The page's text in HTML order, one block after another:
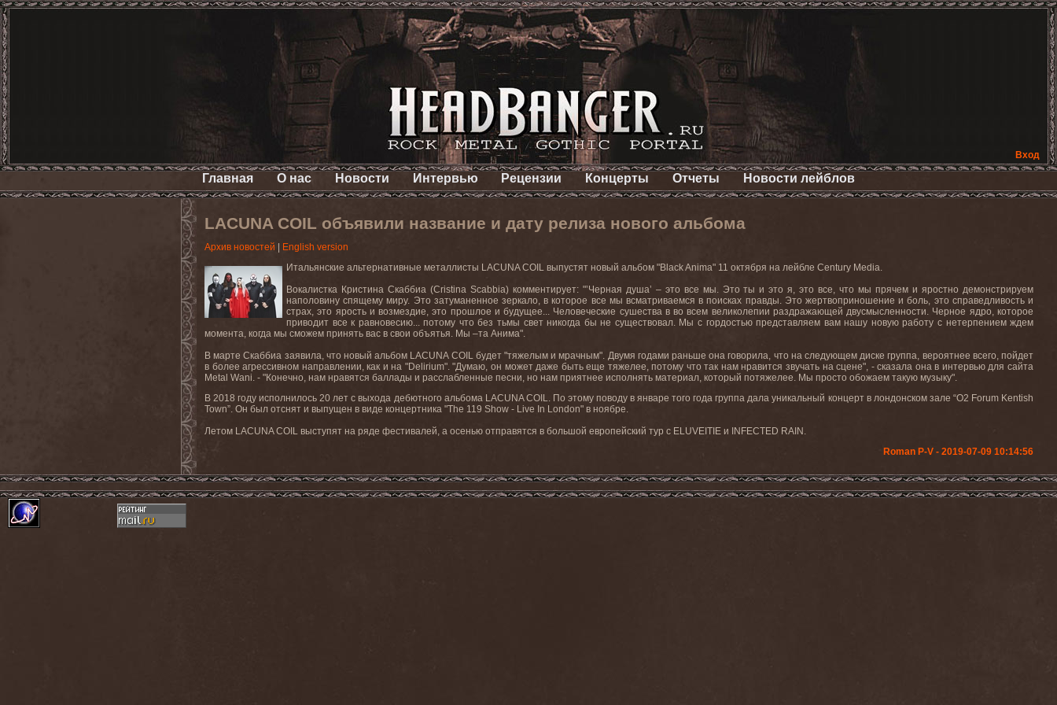
Вход
Главная О нас Новости Интервью Рецензии Концерты Отчеты Новости лейблов
LACUNA COIL объявили название и дату релиза нового альбома
Архив новостей
English version
Итальянские альтернативные металлисты LACUNA COIL выпустят новый альбом "BlackAnima" 11 октября на лейбле Century Media.
Вокалистка Кристина Скаббиа (Cristina Scabbia) комментирует: "’Черная душа’ – это все мы. Это ты и это я, это все, что мы прячем и яростно демонстрируем
наполовину спящему миру. Это затуманенное зеркало, в которое все мы всматриваемся в поисках правды. Это жертвоприношение и боль, это справедливость и
страх, это ярость и возмездие, это прошлое и будущее... Человеческие сушества в во всем великолепии раздражающей двусмысленности. Черное ядро, которое
приводит все к равновесию... потому что без тьмы свет никогда бы не существовал. Мы с гордостью представляем вам нашу новую работу с нетерпением ждем
момента, когда мы сможем принять вас в свои объятья. Мы –та Анима".
В марте Скаббиа заявила, что новый альбом LACUNA COIL будет "тяжелым и мрачным". Двумя годами раньше она говорила, что на следующем диске группа, вероятнее всего, пойдет
в более агрессивном направлении, как и на "Delirium". "Думаю, он может даже быть еще тяжелее, потому что так нам нравится звучать на сцене", - сказала она в интервью для сайта
Metal Wani. - "Конечно, нам нравятся баллады и расслабленные песни, но нам приятнее исполнять материал, который потяжелее. Мы просто обожаем такую музыку".
В 2018 году исполнилось 20 лет с выхода дебютного альбома LACUNA COIL. По этому поводу в январе того года группа дала уникальный концерт в лондонском зале “O2 Forum Kentish
Town”. Он был отснят и выпущен в виде концертника "The 119 Show - Live In London" в ноябре.
Летом LACUNA COIL выступят на ряде фестивалей, а осенью отправятся в большой европейский тур с ELUVEITIE и INFECTED RAIN .
Roman P-V - 2019-07-09 10:14:56